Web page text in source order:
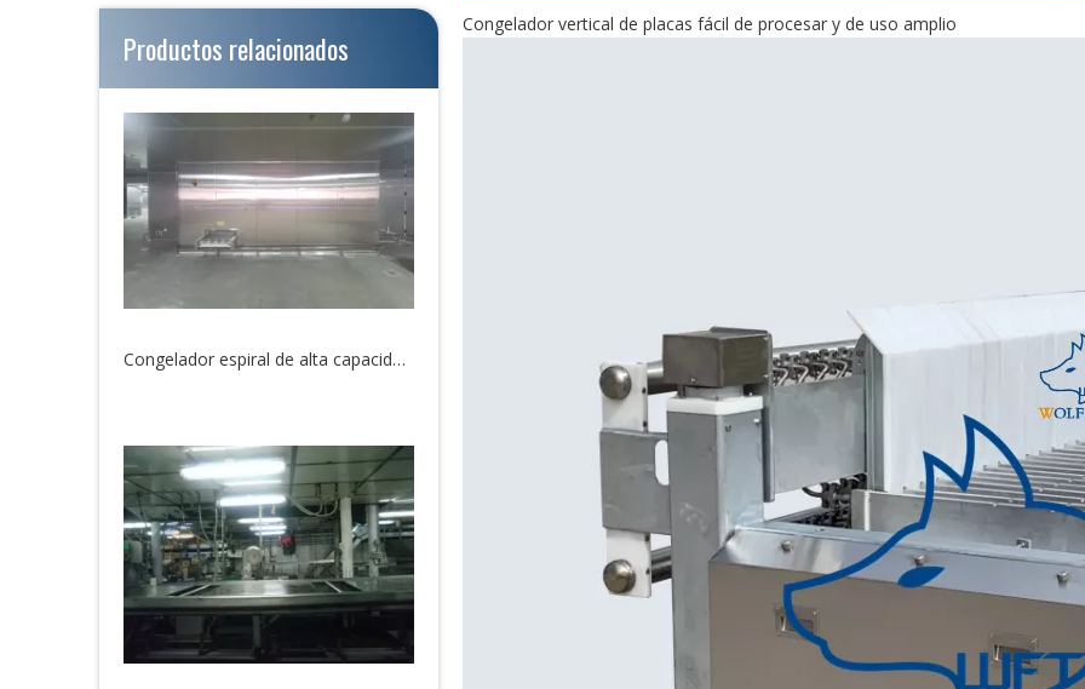
Productos relacionados
Congelador vertical de placas fácil de procesar y de uso amplio